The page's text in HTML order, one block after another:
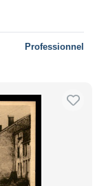
Professionnel